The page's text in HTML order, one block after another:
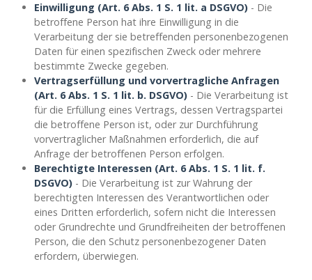
Einwilligung (Art. 6 Abs. 1 S. 1 lit. a DSGVO) - Die
betroffene Person hat ihre Einwilligung in die
Verarbeitung der sie betreffenden personenbezogenen
Daten für einen spezifischen Zweck oder mehrere
bestimmte Zwecke gegeben.
Vertragserfüllung und vorvertragliche Anfragen
(Art. 6 Abs. 1 S. 1 lit. b. DSGVO) - Die Verarbeitung ist
für die Erfüllung eines Vertrags, dessen Vertragspartei
die betroffene Person ist, oder zur Durchführung
vorvertraglicher Maßnahmen erforderlich, die auf
Anfrage der betroffenen Person erfolgen.
Berechtigte Interessen (Art. 6 Abs. 1 S. 1 lit. f.
DSGVO) - Die Verarbeitung ist zur Wahrung der
berechtigten Interessen des Verantwortlichen oder
eines Dritten erforderlich, sofern nicht die Interessen
oder Grundrechte und Grundfreiheiten der betroffenen
Person, die den Schutz personenbezogener Daten
erfordern, überwiegen.